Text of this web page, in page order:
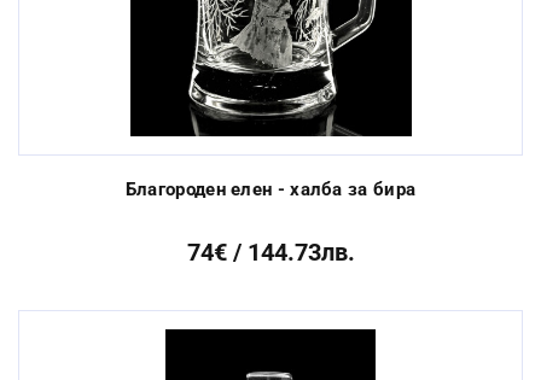
Благороден елен - халба за бира
74€ / 144.73лв.